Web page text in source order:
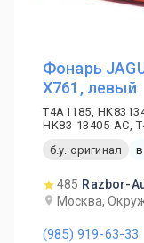
Фонарь
X761, левый
T4A1185,
HK83-13405-AC,
б.у. оригинал
485 Razbor-
Москва,
(985) 919-63-33